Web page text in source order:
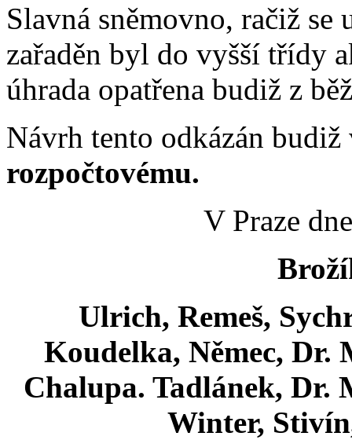
Slavná sněmovno, račiž
zařaděn byl do vyšší třídy
úhrada opatřena budiž z
Návrh tento odkázán
rozpočtovému.
V Praze
Ulrich, Remeš,
Koudelka, Němec,
Chalupa. Tadlánek, Dr.
Winter,